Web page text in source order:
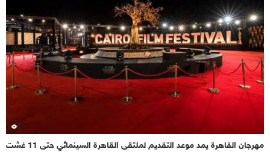
مهرجان القاهرة يمد موعد التقديم لملتقى القاهرة السينمائي حتى 11 غشت